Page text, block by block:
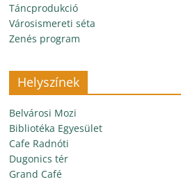
Táncprodukció
Városismereti séta
Zenés program
Helyszínek
Belvárosi Mozi
Bibliotéka Egyesület
Cafe Radnóti
Dugonics tér
Grand Café